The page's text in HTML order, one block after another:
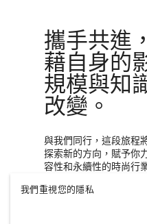
攜手共進
藉自身的
規模與知
改變。
與我們同行，這段旅程
探索新的方向，賦予你
容性和永續性的時尚行
我們重視您的隱私